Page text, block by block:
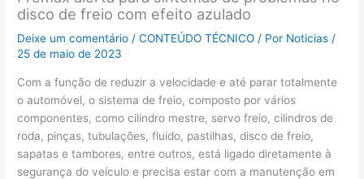
disco de freio com efeito azulado
Deixe um comentário /CONTEÚDO TÉCNICO / Por Noticias/
25 de maio de 2023
Com a função de reduzir a velocidade e até parar totalmente
o automóvel, o sistema de freio, composto por vários
componentes, como cilindro mestre, servo freio, cilindros de
roda, pinças, tubulações, fluido, pastilhas, disco de freio,
sapatas e tambores, entre outros, está ligado diretamente à
segurança do veículo e precisa estar com a manutenção em